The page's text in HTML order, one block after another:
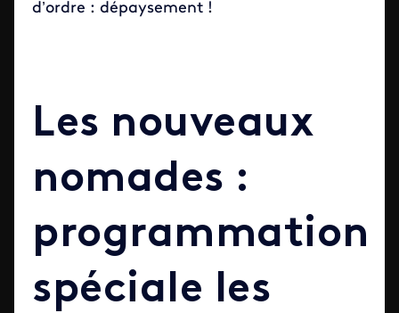
d’ordre : dépaysement !
Les nouveaux
nomades :
programmation
spéciale les